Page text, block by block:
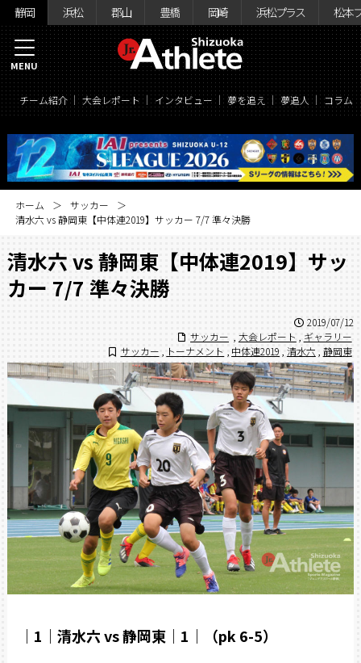
静岡 浜松 郡山 豊橋 岡崎 浜松プラス 松本
チーム紹介 大会レポート インタビュー 夢を追え 夢追人 コラム
MENU
ホーム
サッカー
清水六 vs 静岡東【中体連2019】サッカー 7/7 準々決勝
清水六 vs 静岡東【中体連2019】サッ
カー 7/7 準々決勝
2019/07/12
サッカー , 大会レポート
ギャラリー
サッカー
トーナメント 中体連2019 清水六 静岡東
｜1｜清水六 vs 静岡東｜1｜（pk 6-5）